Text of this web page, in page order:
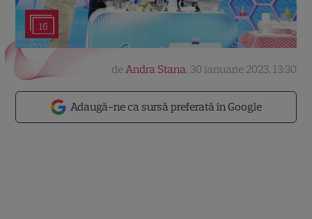
16
Adaugă-ne ca sursă preferată în Google
deAndra Stana, 30 ianuarie 2023, 13:30